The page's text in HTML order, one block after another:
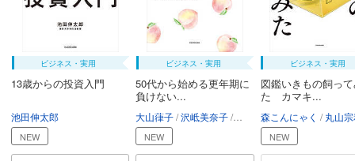
ビジネス・実用
13歳からの投資入門
池田伸太郎
NEW
ビジネス・実用
50代から始める更年期に
負けない...
大山葎子 沢岻美奈子 難波かおり
NEW
ビジネス・実用
図鑑いきもの飼っ
た カマキ...
森こんにゃく 丸山
NEW